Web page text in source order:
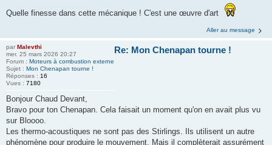
Quelle finesse dans cette mécanique ! C'est une œuvre d'art
Aller au message
par Malevthi
mer. 25 mars 2026 20:27
Forum : Moteurs à combustion externe
Sujet : Mon Chenapan tourne !
Réponses : 16
Vues : 7180
Re: Mon Chenapan tourne !
Bonjour Chaud Devant,
Bravo pour ton Chenapan. Cela faisait un moment qu'on en avait plus vu
sur Bloooo.
Les thermo-acoustiques ne sont pas des Stirlings. Ils utilisent un autre
phénomène pour produire le mouvement. Mais il complèterait assurément